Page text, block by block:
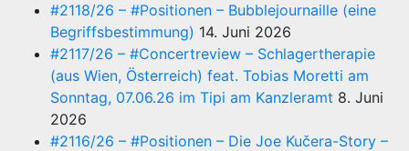
#2118/26 – #Positionen – Bubblejournaille (eine
Begriffsbestimmung) 14. Juni 2026
#2117/26 – #Concertreview – Schlagertherapie
(aus Wien, Österreich) feat. Tobias Moretti am
Sonntag, 07.06.26 im Tipi am Kanzleramt 8. Juni
2026
#2116/26 – #Positionen – Die Joe Kučera-Story –